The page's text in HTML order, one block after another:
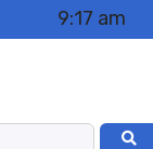
9:17 am